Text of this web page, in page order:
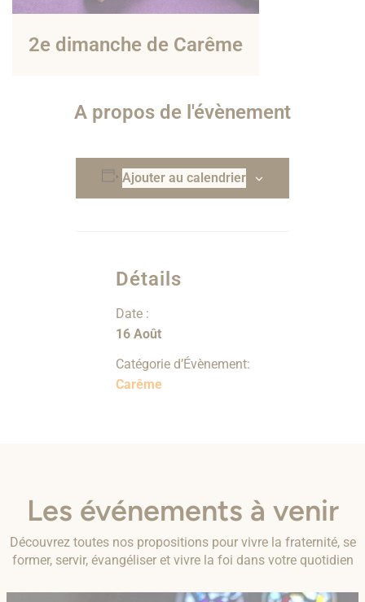
2e dimanche de Carême
A propos de l'évènement
Ajouter au calendrier
Détails
Date :
16 Août
Catégorie d’Évènement:
Carême
Les événements à venir
Découvrez toutes nos propositions pour vivre la fraternité, se
former, servir, évangéliser et vivre la foi dans votre quotidien